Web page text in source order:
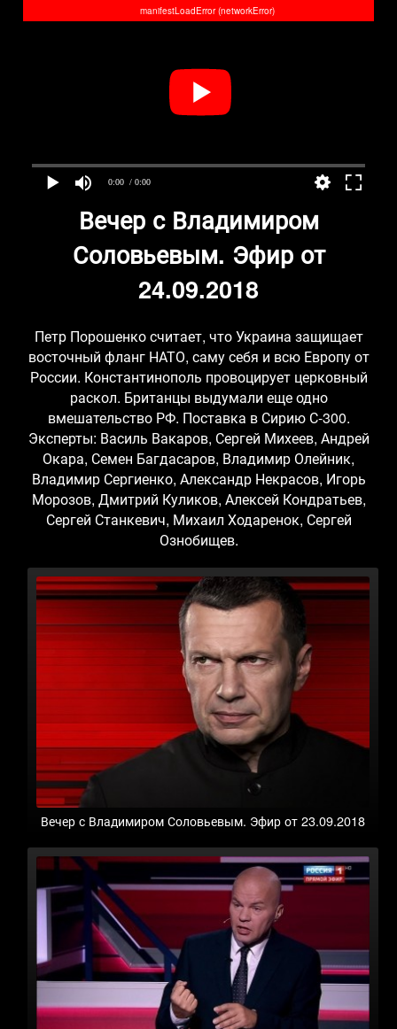
0:00 / 0:00
manifestLoadError (networkError)
Вечер с Владимиром
Соловьевым. Эфир от
24.09.2018
Петр Порошенко считает, что Украина защищает
восточный фланг НАТО, саму себя и всю Европу от
России. Константинополь провоцирует церковный
раскол. Британцы выдумали еще одно
вмешательство РФ. Поставка в Сирию С-300.
Эксперты: Василь Вакаров, Сергей Михеев, Андрей
Окара, Семен Багдасаров, Владимир Олейник,
Владимир Сергиенко, Александр Некрасов, Игорь
Морозов, Дмитрий Куликов, Алексей Кондратьев,
Сергей Станкевич, Михаил Ходаренок, Сергей
Ознобищев.
Вечер с Владимиром Соловьевым. Эфир от 23.09.2018